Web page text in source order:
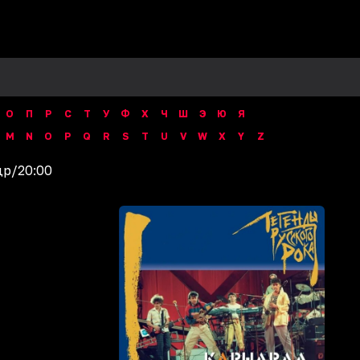
О П Р С Т У Ф Х Ч Ш Э Ю
Я
M
N O P Q R S T U V W X Y Z
/20:00